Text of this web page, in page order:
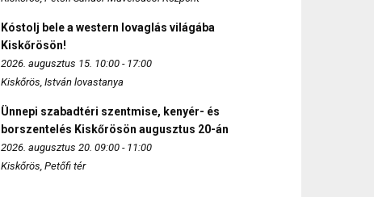
Kóstolj bele a western lovaglás világába
Kiskőrösön!
2026. augusztus 15. 10:00 - 17:00
Kiskőrös, István lovastanya
Ünnepi szabadtéri szentmise, kenyér- és
borszentelés Kiskőrösön augusztus 20-án
2026. augusztus 20. 09:00 - 11:00
Kiskőrös, Petőfi tér